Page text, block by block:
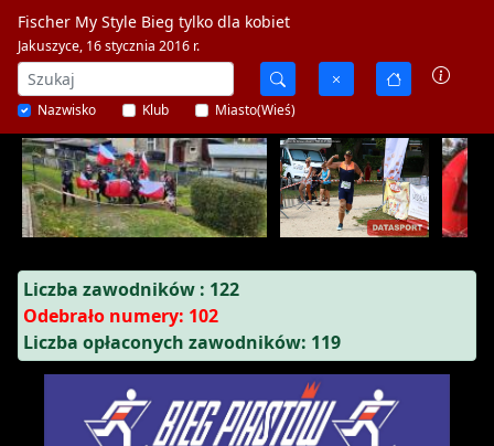
Fischer My Style Bieg tylko dla kobiet
Jakuszyce, 16 stycznia 2016 r.
Nazwisko Klub Miasto(Wieś)
Liczba zawodników : 122
Odebrało numery: 102
Liczba opłaconych zawodników: 119